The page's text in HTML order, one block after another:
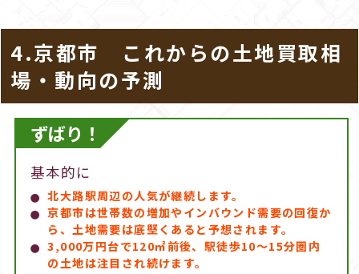
4.京都市 これからの土地買取相
場・動向の予測
ずばり！
基本的に
北大路駅周辺の人気が継続します。
京都市は世帯数の増加やインバウンド需要の回復か
ら、土地需要は底堅くあると予想されます。
3,000万円台で120㎡前後、駅徒歩10～15分圏内
の土地は注目され続けます。